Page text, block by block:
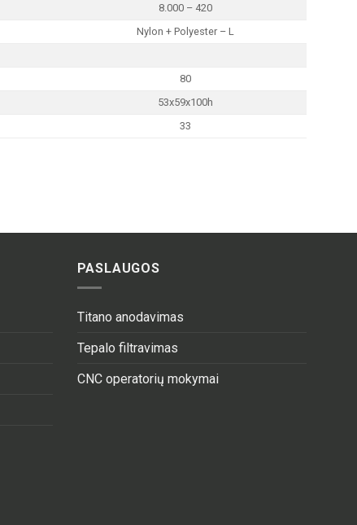
8.000 – 420
Nylon + Polyester – L
80
53x59x100h
33
PASLAUGOS
Titano anodavimas
Tepalo filtravimas
CNC operatorių mokymai